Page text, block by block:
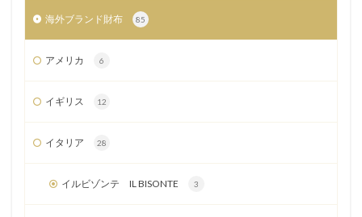
海外ブランド財布 85
アメリカ 6
イギリス 12
イタリア 28
イルビゾンテ IL BISONTE 3